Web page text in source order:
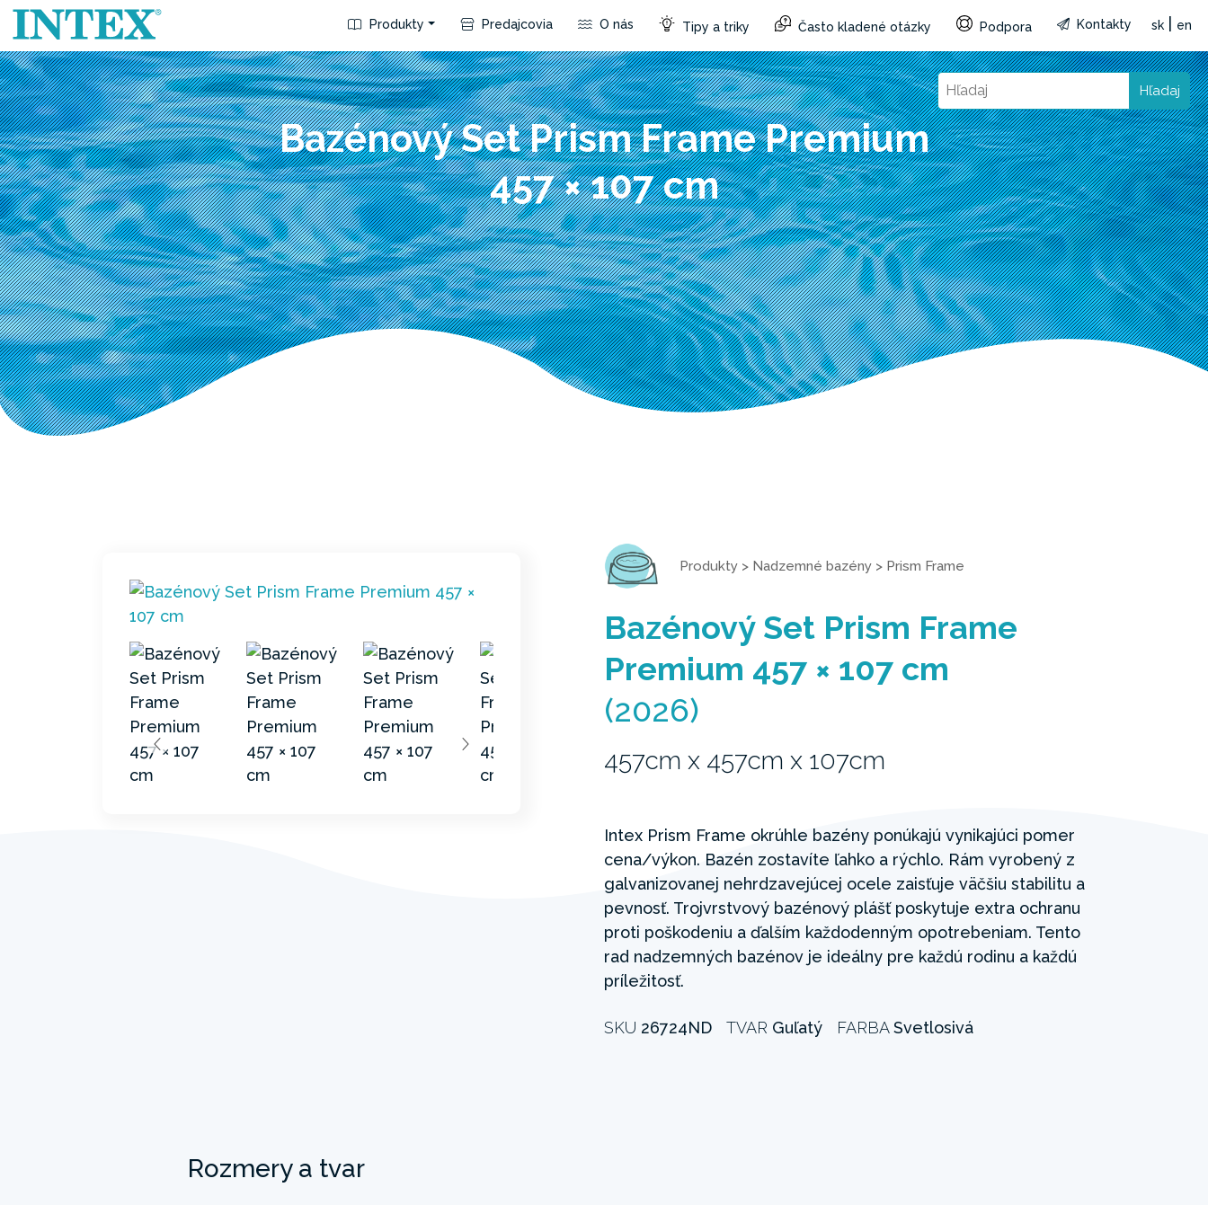
Produkty Predajcovia O nás Tipy a triky Často kladené otázky Podpora Kontakty sk en
Hľadaj
Bazénový Set Prism Frame Premium
457 × 107 cm
Produkty > Nadzemné bazény > Prism Frame
Bazénový Set Prism Frame
Premium 457 × 107 cm
(2026)
457cm x 457cm x 107cm
Intex Prism Frame okrúhle bazény ponúkajú vynikajúci pomer
cena/výkon. Bazén zostavíte ľahko a rýchlo. Rám vyrobený z
galvanizovanej nehrdzavejúcej ocele zaisťuje väčšiu stabilitu a
pevnosť. Trojvrstvový bazénový plášť poskytuje extra ochranu
proti poškodeniu a ďalším každodenným opotrebeniam. Tento
rad nadzemných bazénov je ideálny pre každú rodinu a každú
príležitosť.
SKU 26724ND TVAR Guľatý FARBASvetlosivá
Rozmery a tvar